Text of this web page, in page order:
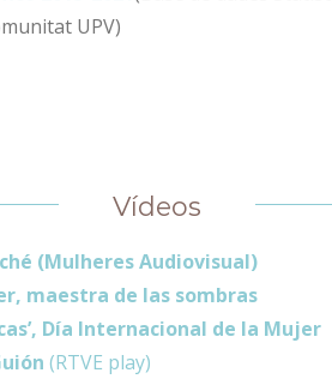
UPV)
Vídeos
(Mulheres Audiovisual)
maestra de las sombras
Día Internacional de la Mujer
(RTVE play)